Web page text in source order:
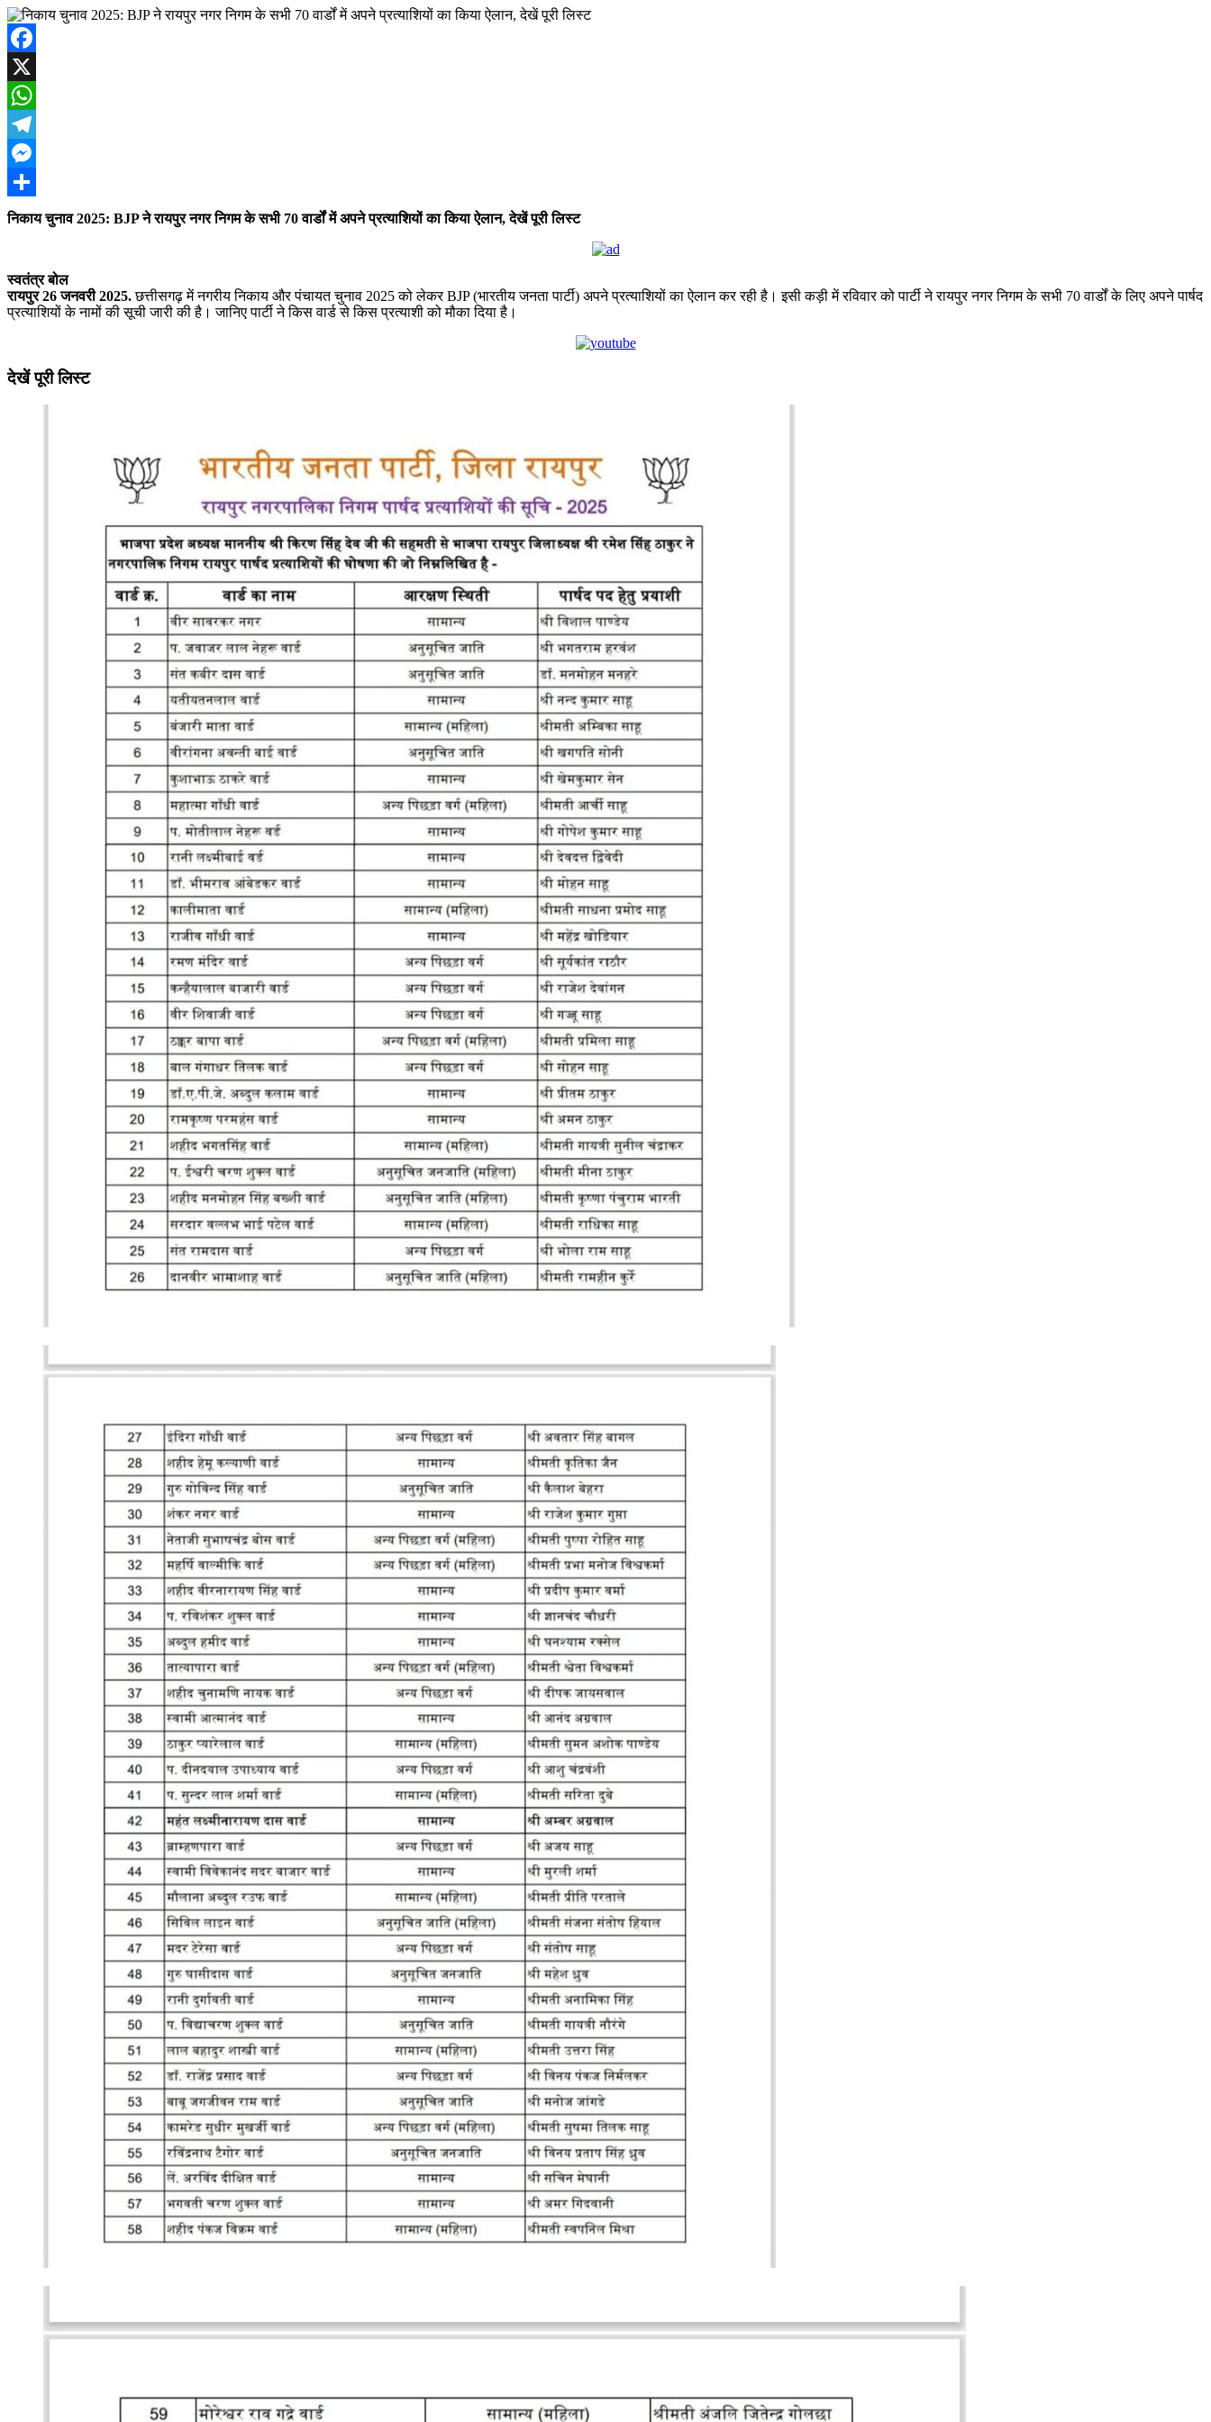
Facebook
X
WhatsApp
Telegram
Messenger
Share
निकाय चुनाव 2025: BJP ने रायपुर नगर निगम के सभी 70 वार्डों में अपने प्रत्याशियों का किया ऐलान, देखें पूरी लिस्ट
स्वतंत्र बोल
रायपुर 26 जनवरी 2025.छत्तीसगढ़ में नगरीय निकाय और पंचायत चुनाव 2025 को लेकर BJP (भारतीय जनता पार्टी) अपने प्रत्याशियों का ऐलान कर रही है। इसी कड़ी में रविवार को पार्टी ने रायपुर नगर निगम के सभी 70 वार्डों के लिए अपने पार्षद
प्रत्याशियों के नामों की सूची जारी की है। जानिए पार्टी ने किस वार्ड से किस प्रत्याशी को मौका दिया है।
देखें पूरी लिस्ट